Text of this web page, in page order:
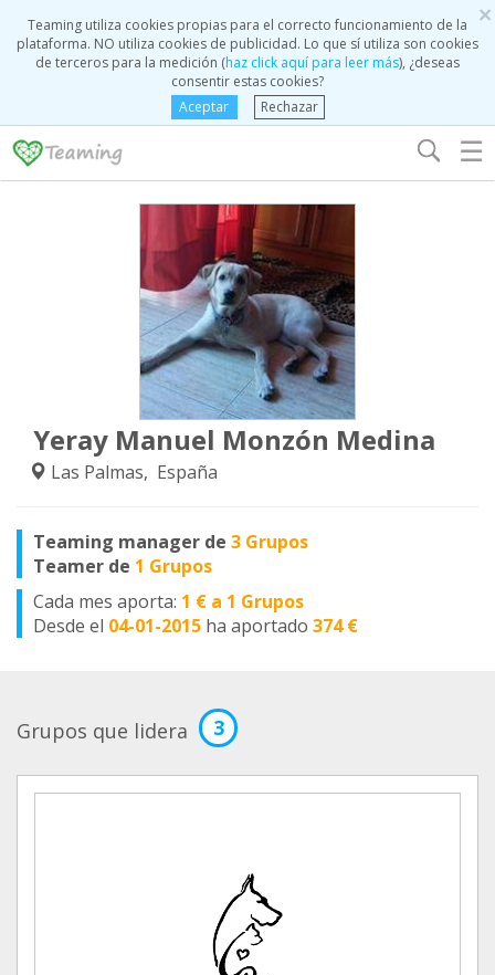
×
Teaming utiliza cookies propias para el correcto funcionamiento de la
plataforma. NO utiliza cookies de publicidad. Lo que sí utiliza son cookies
de terceros para la medición (haz click aquí para leer más), ¿deseas
consentir estas cookies?
Aceptar
Rechazar
☰
Yeray Manuel Monzón Medina
Las Palmas, España
Teaming manager de 3 Grupos
Teamer de 1 Grupos
Cada mes aporta: 1 € a 1 Grupos
Desde el 04-01-2015 ha aportado 374 €
Grupos que lidera 3